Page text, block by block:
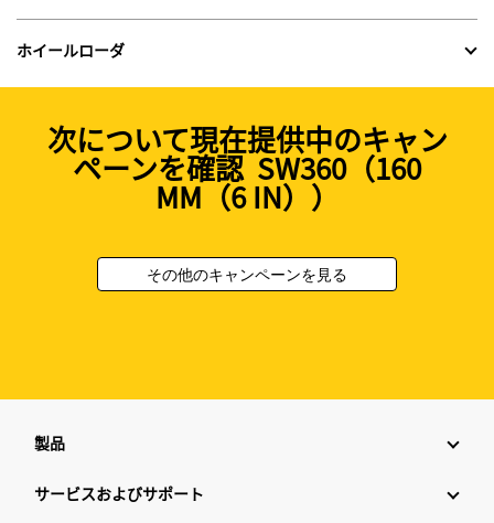
ホイールローダ
次について現在提供中のキャン
ペーンを確認 SW360（160
MM（6 IN））
その他のキャンペーンを見る
製品
サービスおよびサポート